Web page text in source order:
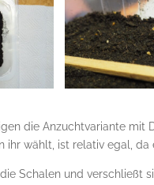
die Anzuchtvariante mit
ihr wählt, ist relativ egal,
Schalen und verschließt